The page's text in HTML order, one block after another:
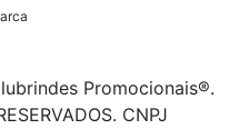
Promocionais®.
CNPJ